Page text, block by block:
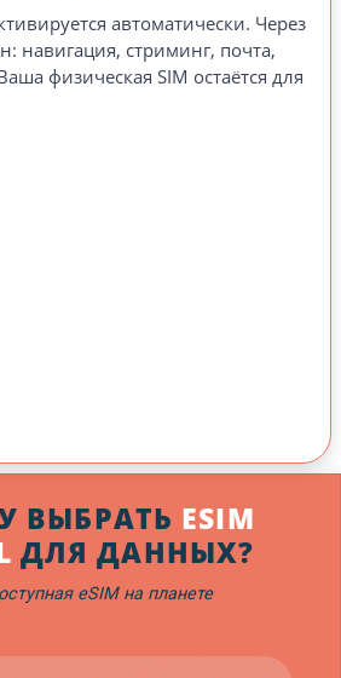
автоматически. Через
навигация, стриминг, почта,
физическая SIM остаётся для
ВЫБРАТЬ ESIM
ДЛЯ ДАННЫХ?
eSIM на планете